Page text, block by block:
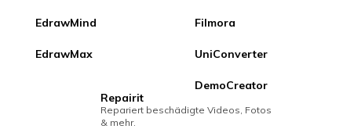
Wiederherstellung verlorener
Repairit
Repariert beschädigte Videos, Fotos
& mehr.
EdrawMind
EdrawMax
Filmora
UniConverter
DemoCreator